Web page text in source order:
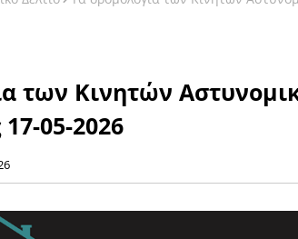
των Κινητών
05-2026